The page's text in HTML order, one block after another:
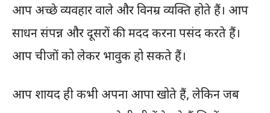
आप अच्छे व्यवहार वाले और विनम्र व्यक्ति होते हैं। आप
साधन संपन्न और दूसरों की मदद करना पसंद करते हैं।
आप चीजों को लेकर भावुक हो सकते हैं।
आप शायद ही कभी अपना आपा खोते हैं, लेकिन जब